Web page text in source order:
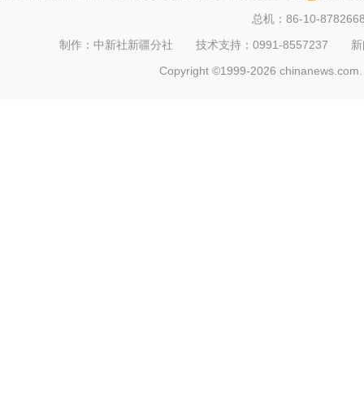
总机：86-10-
制作：中新社新疆分社 技术支持：0991-8557237
Copyright ©1999-2026